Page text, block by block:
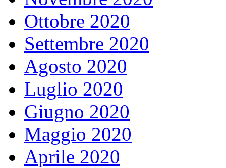
Ottobre 2020
Settembre 2020
Agosto 2020
Luglio 2020
Giugno 2020
Maggio 2020
Aprile 2020